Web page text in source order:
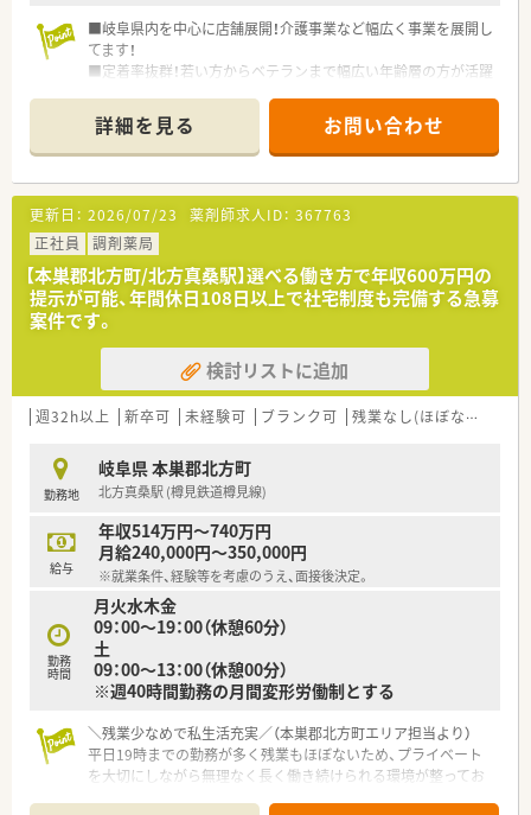
■岐阜県内を中心に店舗展開！介護事業など幅広く事業を展開し
てます！
■定着率抜群！若い方からベテランまで幅広い年齢層の方が活躍
■やりたいことを応援・支援して頂ける企業です！風通しがよく
アットホームな環境です！
詳細を見る お問い合わせ
更新日： 2026/07/23 薬剤師求人ID： 367763
正社員
調剤薬局
【本巣郡北方町/北方真桑駅】選べる働き方で年収600万円の
提示が可能、年間休日108日以上で社宅制度も完備する急募
案件です。
検討リストに追加
週32h以上 新卒可 未経験可 ブランク可 残業なし(ほぼなし含む)
勤務地
岐阜県 本巣郡北方町
北方真桑駅 (樽見鉄道樽見線)
給与
年収514万円～740万円
月給240,000円～350,000円
※就業条件、経験等を考慮のうえ、面接後決定。
勤務
時間
月火水木金
09：00～19：00（休憩60分）
土
09：00～13：00（休憩00分）
※週40時間勤務の月間変形労働制とする
＼残業少なめで私生活充実／（本巣郡北方町エリア担当より）
平日19時までの勤務が多く残業もほぼないため、プライベート
を大切にしながら無理なく長く働き続けられる環境が整ってお